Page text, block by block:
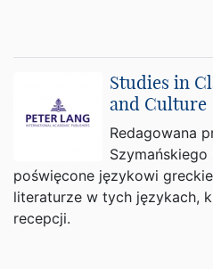
Studies in
and Culture
Redagowana
poświęcone językowi
literaturze w tych językach,
recepcji.